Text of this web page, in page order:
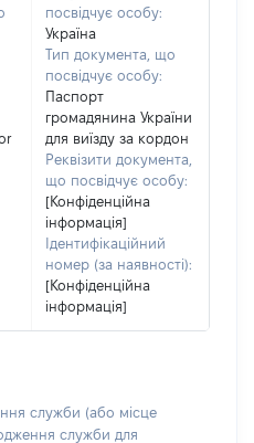
посвідчує особу:
Україна
Тип документа, що
посвідчує особу:
Паспорт
громадянина України
для виїзду за кордон
Реквізити документа,
що посвідчує особу:
[Конфіденційна
інформація]
Ідентифікаційний
номер (за наявності):
[Конфіденційна
інформація]
служби (або місце
служби для